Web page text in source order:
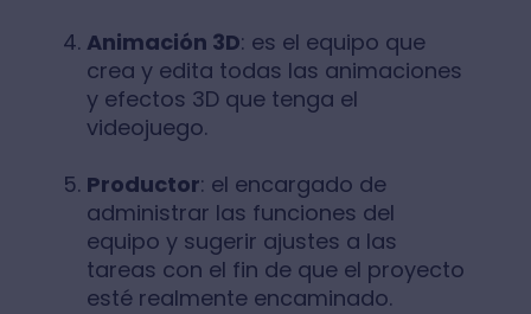
Animación 3D: es el equipo que
crea y edita todas las animaciones
y efectos 3D que tenga el
videojuego.
Productor: el encargado de
administrar las funciones del
equipo y sugerir ajustes a las
tareas con el fin de que el proyecto
esté realmente encaminado.